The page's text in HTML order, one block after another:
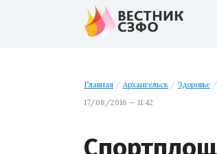
Главная / Архангельск / Здоровье /
17/08/2016 — 11:42